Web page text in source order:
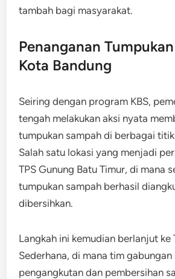
tambah bagi masyarakat.
Penanganan
Kota Bandung
Seiring dengan program KBS,
tengah melakukan aksi nyata
tumpukan sampah di berbagai
Salah satu lokasi yang menjadi
TPS Gunung Batu Timur, di mana
tumpukan sampah berhasil
dibersihkan.
Langkah ini kemudian berlanjut ke
Sederhana, di mana tim gabungan
pengangkutan dan pembersihan